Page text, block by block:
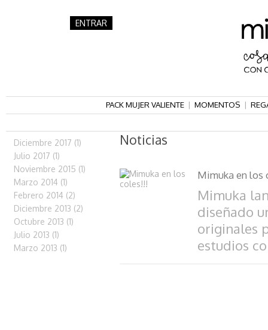
ENTRAR
PACK MUJER VALIENTE | MOMENTOS |
Diciembre 2017 (1)
Julio 2017 (1)
Noviembre 2015 (1)
Marzo 2014 (1)
Febrero 2014 (2)
Diciembre 2013 (2)
Octubre 2013 (1)
Julio 2013 (1)
Marzo 2013 (1)
Noticias
Mimuka en los
Mimuka
diseñado
originales
estudios